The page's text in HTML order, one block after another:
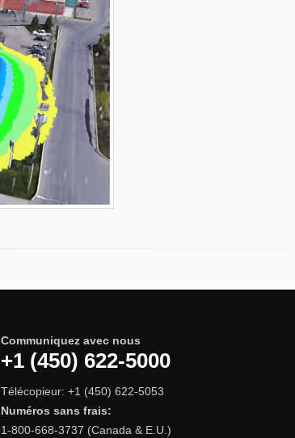
Communiquez avec nous
+1 (450) 622-5000
Télécopieur: +1 (450) 622-5053
Numéros sans frais:
1-800-668-3737 (Canada & E.U.)